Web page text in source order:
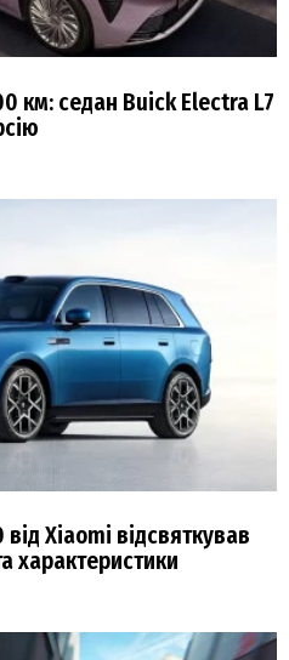
км: седан Buick Electra L7
Xiaomi відсвяткував
характеристики